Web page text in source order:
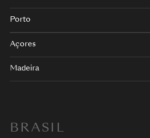
Porto
Açores
Madeira
BRASIL